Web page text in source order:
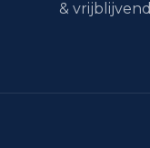
okt 2024
& vrijblijvend